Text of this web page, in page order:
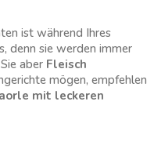
ist während Ihres
denn sie werden immer
aber Fleisch
mögen, empfehlen
mit leckeren